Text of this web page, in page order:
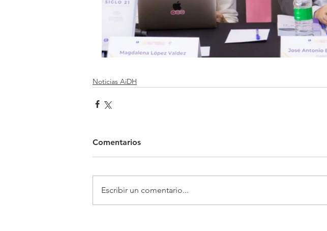
Noticias AiDH
Comentarios
Escribir un comentario...